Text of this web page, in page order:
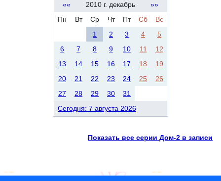
«« 2010 г. декабрь
»»
Пн
Вт Ср Чт Пт Сб
Вс
1
2 3 4
5
6
7 8 9 10 11
12
13
14 15 16 17 18
19
20
21 22 23 24 25
26
27
28 29 30
31
Сегодня: 7 августа 2026
Показать все серии Дом-2 в записи